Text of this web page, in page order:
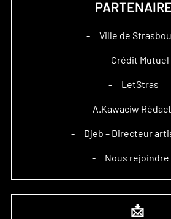
– Ville de
– Crédit Mutuel
– LetStras
– A.Kawaciw
– Djeb – Directeur
– Nous rejoindre
📩